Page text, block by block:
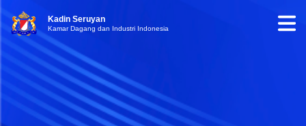
Kadin Seruyan
Kamar Dagang dan Industri Indonesia